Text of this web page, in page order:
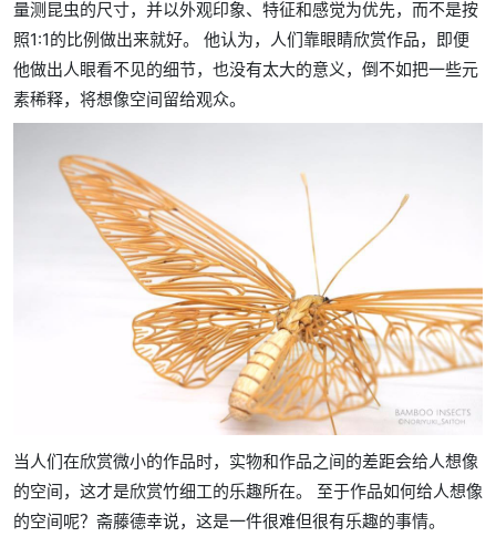
量测昆虫的尺寸，并以外观印象、特征和感觉为优先，而不是按
照1:1的比例做出来就好。 他认为，人们靠眼睛欣赏作品，即便
他做出人眼看不见的细节，也没有太大的意义，倒不如把一些元
素稀释，将想像空间留给观众。
当人们在欣赏微小的作品时，实物和作品之间的差距会给人想像
的空间，这才是欣赏竹细工的乐趣所在。 至于作品如何给人想像
的空间呢？斋藤德幸说，这是一件很难但很有乐趣的事情。